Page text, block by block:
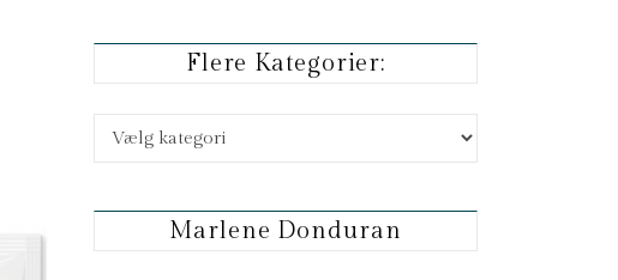
Flere Kategorier:
Flere kategorier:
Marlene Donduran